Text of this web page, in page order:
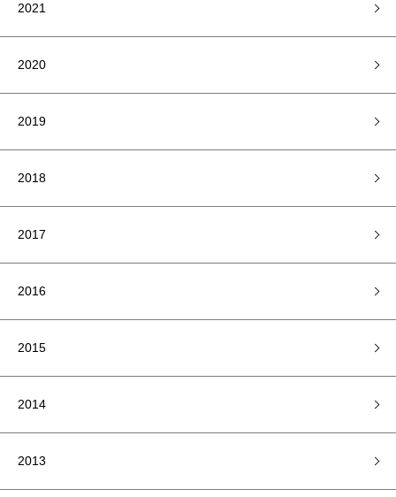
2021
2020
2019
2018
2017
2016
2015
2014
2013